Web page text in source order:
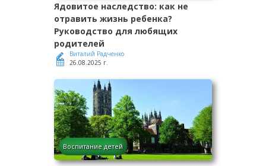
Ядовитое наследство: как не
отравить жизнь ребенка?
Руководство для любящих
родителей
Виталий Радченко
26.08.2025 г.
Воспитание детей